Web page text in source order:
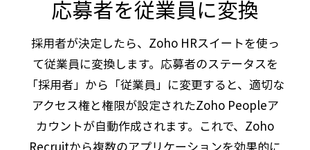
応募者を従業員に変換
採用者が決定したら、Zoho HRスイートを使っ
て従業員に変換します。応募者のステータスを
「採用者」から「従業員」に変更すると、適切な
アクセス権と権限が設定されたZoho Peopleア
カウントが自動作成されます。これで、Zoho
Recruitから複数のアプリケーションを効果的に